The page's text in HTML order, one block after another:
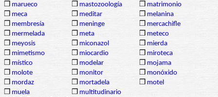
❒ marueco ❒ mastozoología ❒ matrimonio
❒ meca ❒ meditar ❒ melanina
❒ membresía ❒ meninge ❒ mercachifle
❒ mermelada ❒ meta ❒ meteco
❒ meyosis ❒ miconazol ❒ mierda
❒ mimetismo ❒ miocardio ❒ miroteca
❒ místico ❒ modelar ❒ mojama
❒ molote ❒ monitor ❒ monóxido
❒ mordaz ❒ mortadela ❒ motel
❒ muela ❒ multitudinario